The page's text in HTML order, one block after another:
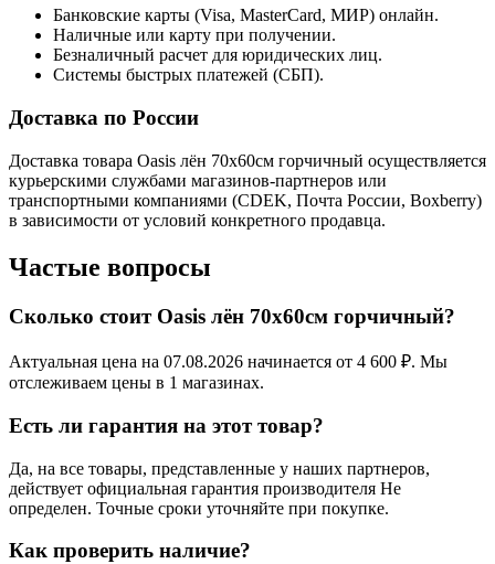
Банковские карты (Visa, MasterCard, МИР) онлайн.
Наличные или карту при получении.
Безналичный расчет для юридических лиц.
Системы быстрых платежей (СБП).
Доставка по России
Доставка товара Oasis лён 70х60см горчичный осуществляется
курьерскими службами магазинов-партнеров или
транспортными компаниями (CDEK, Почта России, Boxberry)
в зависимости от условий конкретного продавца.
Частые вопросы
Сколько стоит Oasis лён 70х60см горчичный?
Актуальная цена на 07.08.2026 начинается от 4 600 ₽. Мы
отслеживаем цены в 1 магазинах.
Есть ли гарантия на этот товар?
Да, на все товары, представленные у наших партнеров,
действует официальная гарантия производителя Не
определен. Точные сроки уточняйте при покупке.
Как проверить наличие?